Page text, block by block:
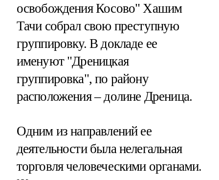
освобождения Косово" Хашим
Тачи собрал свою преступную
группировку. В докладе ее
именуют "Дреницкая
группировка", по району
расположения – долине Дреница.
Одним из направлений ее
деятельности была нелегальная
торговля человеческими органами.